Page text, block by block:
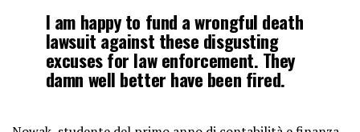
I am happy to fund a wrongful death
lawsuit against these disgusting
excuses for law enforcement. They
damn well better have been fired.
— Elon Musk (@elonmusk)May 20,